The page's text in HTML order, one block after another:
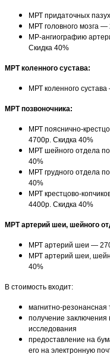
МРТ придаточных
МРТ головного мозга
МР-ангиографию
Скидка 40%
МРТ коленного сустава:
МРТ коленного
МРТ позвоночника:
МРТ пояснично-
4700р. Скидка 40%
МРТ шейного отдела
40%
МРТ грудного отдела
40%
МРТ крестцово-
4400р. Скидка 40%
МРТ артерий шеи, шейного
МРТ артерий шеи —
МРТ артерий шеи,
40%
В стоимость входит:
магнитно-
получение заключения
исследования
предоставление на
его на электронную